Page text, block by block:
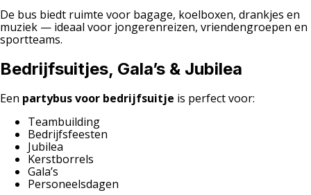
De bus biedt ruimte voor bagage, koelboxen, drankjes en
muziek — ideaal voor jongerenreizen, vriendengroepen en
sportteams.
Bedrijfsuitjes, Gala’s & Jubilea
Een partybus voor bedrijfsuitje is perfect voor:
Teambuilding
Bedrijfsfeesten
Jubilea
Kerstborrels
Gala’s
Personeelsdagen